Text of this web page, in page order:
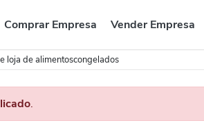
Comprar Empresa Vender Empresa
loja de alimentoscongelados
.